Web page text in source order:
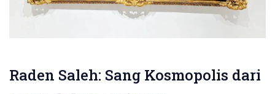
Raden Saleh: Sang Kosmopolis dari